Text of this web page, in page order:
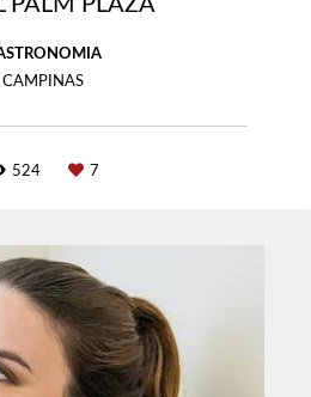
PALM PLAZA
CAMPINAS
524 7